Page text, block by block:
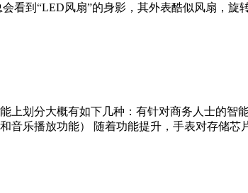
看到“LED风扇”的身影，其外表酷似风扇，
上划分大概有如下几种：有针对商务人士的
音乐播放功能） 随着功能提升，手表对存储芯